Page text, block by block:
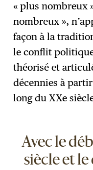
« plus nombreux
nombreux »,
façon à la
le conflit
théorisé et
décennies à
long du XXe
Avec le
siècle et